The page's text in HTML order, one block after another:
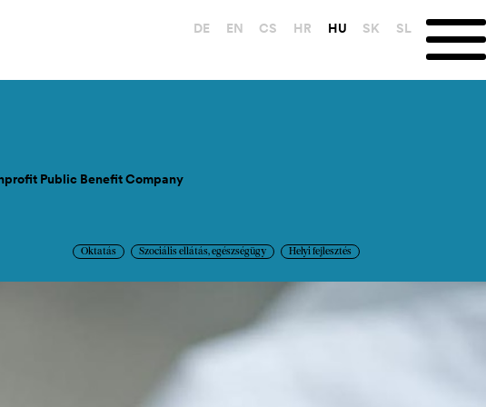
DE EN CS HR HU SK SL
Public Benefit Company
Oktatás Szociális ellátás, egészségügy Helyi fejlesztés